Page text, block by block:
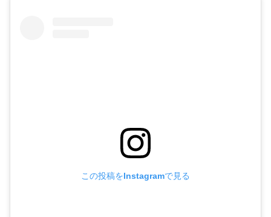
この投稿をInstagramで見る